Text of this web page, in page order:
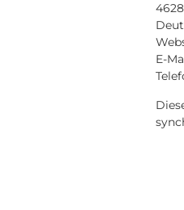
E-